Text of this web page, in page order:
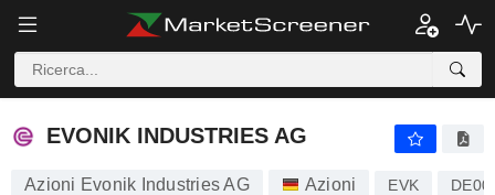
EVONIK INDUSTRIES AG
EVONIK INDUSTRIES AG
Azioni Evonik Industries AG Azioni EVK